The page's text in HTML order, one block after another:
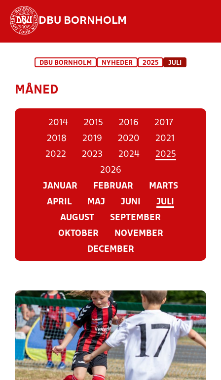
DBU BORNHOLM
STILLINGER, RESULTATER, KLUBBER OG
DBU BORNHOLM NYHEDER 2025 JULI
MÅNED
2014 2015 2016
2017
2018
2019 2020
2021
2022
2023 2024
2025
2026
JANUAR
FEBRUAR
MARTS
APRIL
MAJ JUNI
JULI
AUGUST
SEPTEMBER
OKTOBER
NOVEMBER
DECEMBER